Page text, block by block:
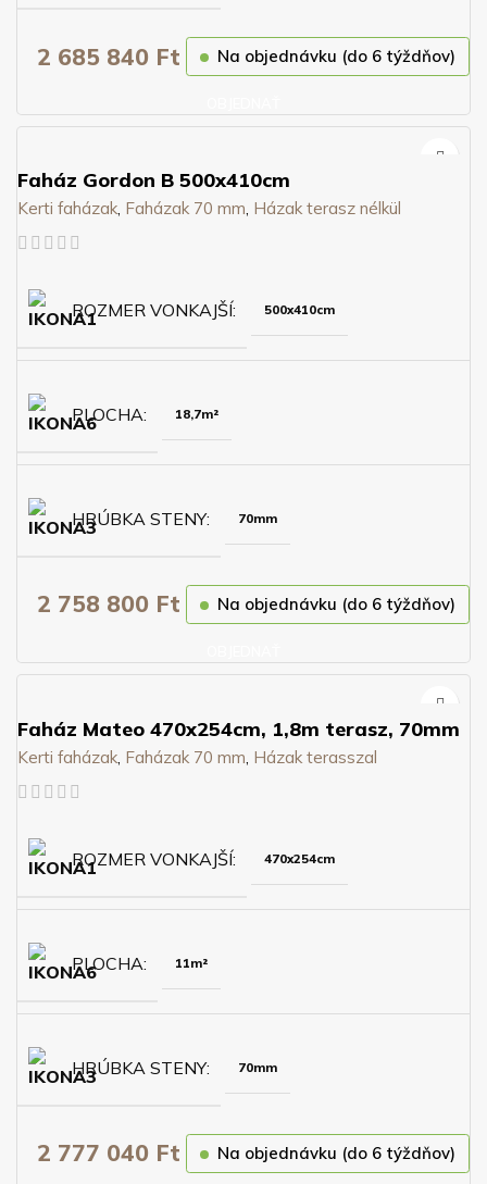
2 685 840 Ft Na objednávku (do 6 týždňov)
Faház Gordon B 500x410cm
Kerti faházak, Faházak 70 mm, Házak terasz nélkül
ROZMER VONKAJŠÍ 500x410cm
PLOCHA 18,7m²
HRÚBKA STENY 70mm
2 758 800 Ft Na objednávku (do 6 týždňov)
Faház Mateo 470x254cm, 1,8m terasz, 70mm
Kerti faházak, Faházak 70 mm, Házak terasszal
ROZMER VONKAJŠÍ 470x254cm
PLOCHA 11m²
HRÚBKA STENY 70mm
2 777 040 Ft Na objednávku (do 6 týždňov)